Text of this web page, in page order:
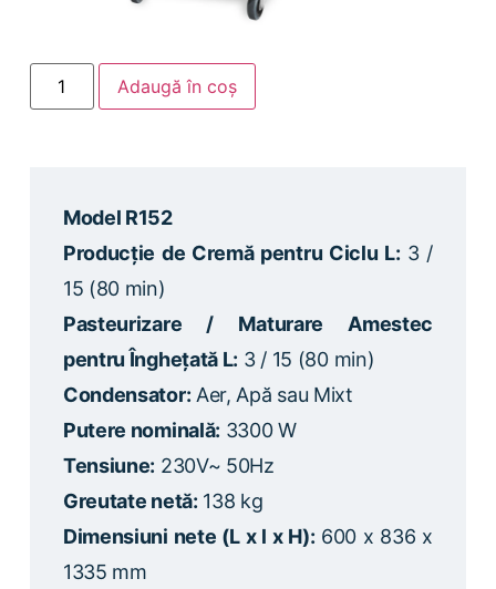
Adaugă în coș
Model R152
Producție de Cremă pentru Ciclu L: 3 /
15 (80 min)
Pasteurizare / Maturare Amestec
pentru Înghețată L: 3 / 15 (80 min)
Condensator: Aer, Apă sau Mixt
Putere nominală: 3300 W
Tensiune: 230V~ 50Hz
Greutate netă: 138 kg
Dimensiuni nete (L x l x H): 600 x 836 x
1335 mm